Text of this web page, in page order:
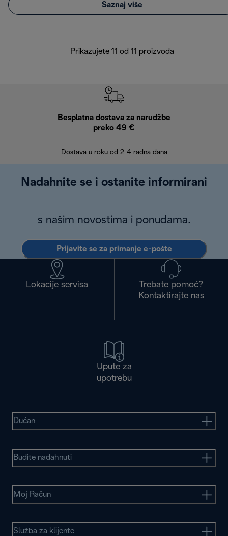
Saznaj više
Prikazujete 11 od 11 proizvoda
Besplatna dostava za narudžbe
preko 49 €
Dostava u roku od 2-4 radna dana
Nadahnite se i ostanite informirani
s našim novostima i ponudama.
Prijavite se za primanje e-pošte
Lokacije servisa
Trebate pomoć?
Kontaktirajte nas
Upute za
upotrebu
Dućan
Budite nadahnuti
Moj Račun
Služba za klijente